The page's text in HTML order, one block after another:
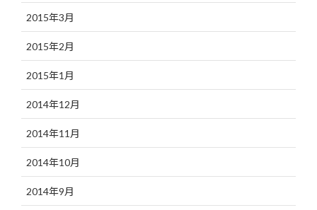
2015年3月
2015年2月
2015年1月
2014年12月
2014年11月
2014年10月
2014年9月